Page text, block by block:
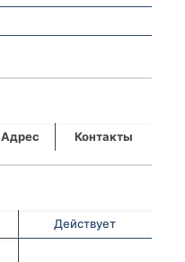
Адрес Контакты
Действует